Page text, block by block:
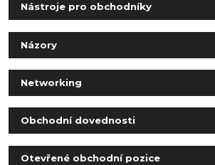
Nástroje pro obchodníky
Názory
Networking
Obchodní dovednosti
Otevřené obchodní pozice